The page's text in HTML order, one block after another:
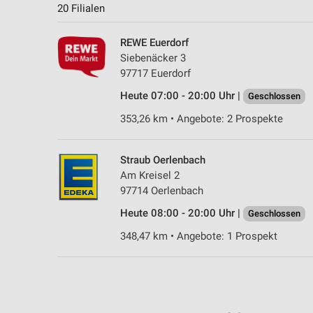
20 Filialen
REWE Euerdorf
Siebenäcker 3
97717 Euerdorf
Heute 07:00 - 20:00 Uhr |
Geschlossen
353,26 km • Angebote: 2 Prospekte
Straub Oerlenbach
Am Kreisel 2
97714 Oerlenbach
Heute 08:00 - 20:00 Uhr |
Geschlossen
348,47 km • Angebote: 1 Prospekt